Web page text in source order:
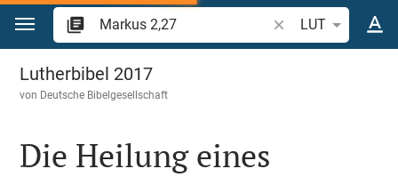
Zum Inhalt springen
Bibelstelle oder
LUT
Markus 2
Lutherbibel 2017
von Deutsche Bibelgesellschaft
Die Heilung eines